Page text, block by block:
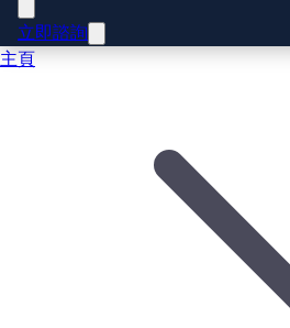
立即諮詢
主頁